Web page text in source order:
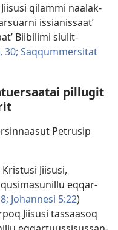
qilam­mi naalak­
is­sianis­saat’
Biibilimi siulit­
30; Saq­qum­mersitat
pillugit
Petrusip
Jiisusi,
eq­qar­
8; Johan­nesi 5:22)
Jiisusi tas­saasoq